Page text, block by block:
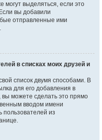
могут выделяться, если это
вы добавили
отправленные ими
в списках моих друзей и
список двумя способами. В
для его добавления в
вы можете сделать это прямо
вводом имени
пользователей из